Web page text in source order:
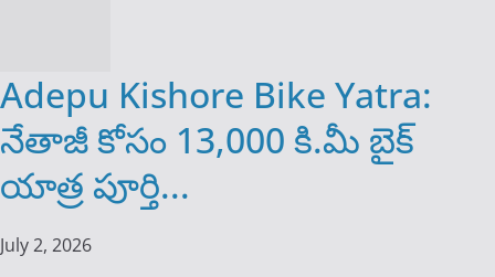
Adepu Kishore Bike Yatra:
నేతాజీ కోసం 13,000 కి.మీ బైక్
యాత్ర పూర్తి...
July 2, 2026